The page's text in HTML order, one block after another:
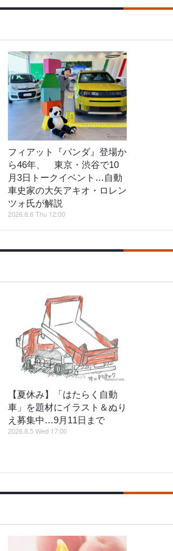
フィアット『パンダ』登場か
ら46年、 東京・渋谷で10
月3日トークイベント…自動
車史家の大矢アキオ・ロレン
ツォ氏が解説
2026.8.6 Thu 12:00
【夏休み】「はたらく自動
車」を題材にイラスト＆ぬり
え募集中…9月11日まで
2026.8.5 Wed 17:00